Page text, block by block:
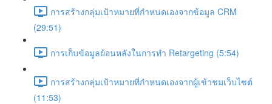
การสร้างกลุ่มเป้าหมายที่กำหนดเองจากข้อมูล CRM
(29:51)
การเก็บข้อมูลย้อนหลังในการทำ Retargeting (5:54)
การสร้างกลุ่มเป้าหมายที่กำหนดเองจากผู้เข้าชมเว็บไซต์
(11:53)